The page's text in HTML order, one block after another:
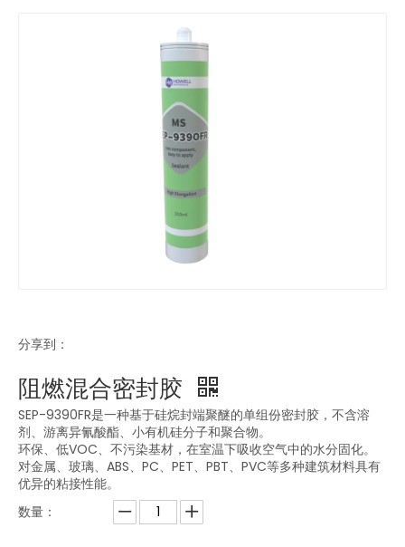
分享到：
阻燃混合密封胶
SEP-9390FR是一种基于硅烷封端聚醚的单组份密封胶，不含溶
剂、游离异氰酸酯、小有机硅分子和聚合物。
环保、低VOC、不污染基材，在室温下吸收空气中的水分固化。
对金属、玻璃、ABS、PC、PET、PBT、PVC等多种建筑材料具有
优异的粘接性能。
数量：